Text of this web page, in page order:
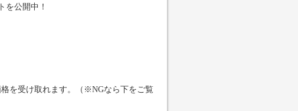
を公開中！
を受け取れます。（※NGなら下をご覧